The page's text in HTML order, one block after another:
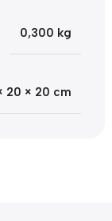
0,300 kg
20 × 20 cm